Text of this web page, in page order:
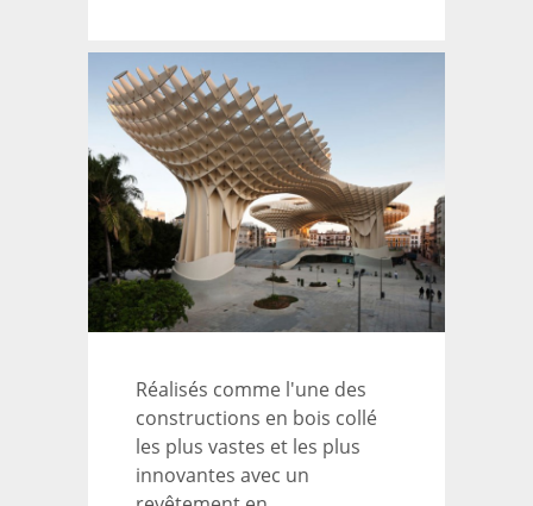
Réalisés comme l'une des
constructions en bois collé
les plus vastes et les plus
innovantes avec un